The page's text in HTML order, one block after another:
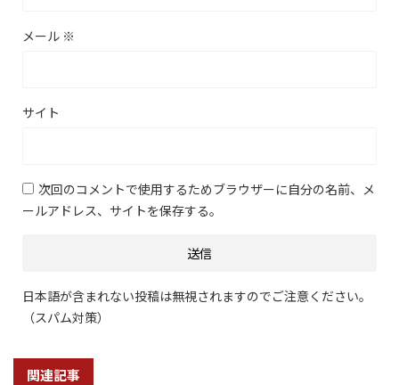
メール ※
サイト
次回のコメントで使用するためブラウザーに自分の名前、メ
ールアドレス、サイトを保存する。
日本語が含まれない投稿は無視されますのでご注意ください。
（スパム対策）
関連記事